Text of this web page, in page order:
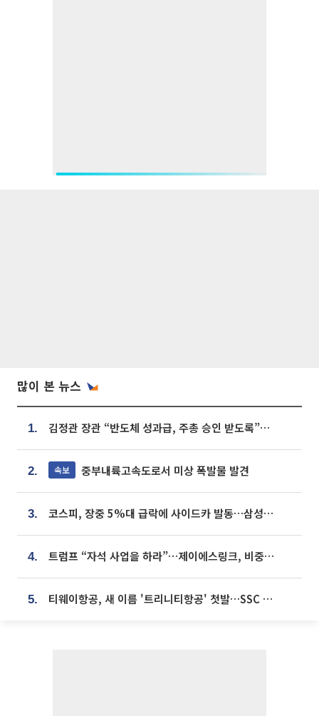
많이 본 뉴스
1. 김정관 장관 “반도체 성과급, 주총 승인 받도록”…상법·자본시장법 개정 시사
2. 속보 중부내륙고속도로서 미상 폭발물 발견
3. 코스피, 장중 5%대 급락에 사이드카 발동…삼성·SK 동반 폭락
4. 트럼프 “자석 사업을 하라”…제이에스링크, 비중국 영구자석 공급망 구축 속도
5. 티웨이항공, 새 이름 '트리니티항공' 첫발…SSC 전략 본격화